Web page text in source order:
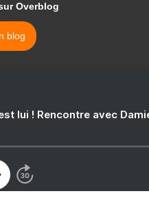
Overblog
blog
lui ! Rencontre avec